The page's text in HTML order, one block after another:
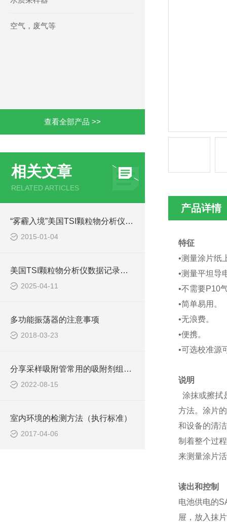
空气，废气等
查看全部产品 >>
相关文章
RELATED ARTICLES
“雾霾入境”美国TSI颗粒物分析仪销量火爆
2015-01-04
美国TSI颗粒物分析仪数据记录与分析的实用技巧
2025-04-11
多功能振荡器的注意事项
2018-03-23
分享采样吸附管常用的吸附剂组合及其适用范围
2022-08-15
室内环境的检测方法（执行标准）
2017-04-06
产品详情
特征
•测量涂片纸
•测量平坦导
•不需要P10
•简单易用。
•无浪费。
•便携。
•可选校准源
说明
涂抹或擦拭
方法。涂片
和设备的清
制着整个过
来测量涂片
读出和控制
电池供电的
屉，放入抹